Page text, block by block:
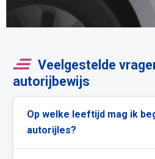
Veelgestelde
autorijbewijs
Op welke leeftijd mag ik
autorijles?